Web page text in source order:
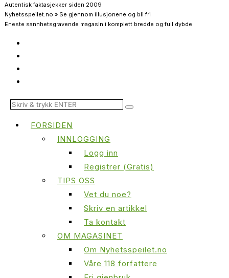
Autentisk faktasjekker siden 2009
Nyhetsspeilet.no » Se gjennom illusjonene og bli fri
Eneste sannhetsgravende magasin i komplett bredde og full dybde
FORSIDEN
INNLOGGING
Logg inn
Registrer (Gratis)
TIPS OSS
Vet du noe?
Skriv en artikkel
Ta kontakt
OM MAGASINET
Om Nyhetsspeilet.no
Våre 118 forfattere